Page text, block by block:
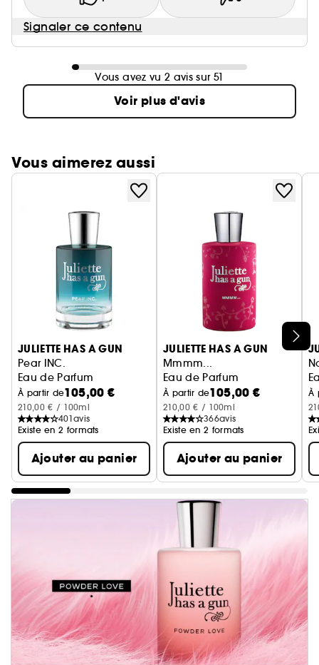
Signaler ce contenu
Vous avez vu 2 avis sur 51
Voir plus d'avis
Vous aimerez aussi
JULIETTE HAS A GUN
Pear INC.
Eau de Parfum
À partir de105,00 €
210,00 € / 100ml
401avis
Existe en 2 formats
Ajouter au panier
JULIETTE HAS A GUN
Mmmm...
Eau de Parfum
À partir de105,00 €
210,00 € / 100ml
366avis
Existe en 2 formats
Ajouter au panier
À